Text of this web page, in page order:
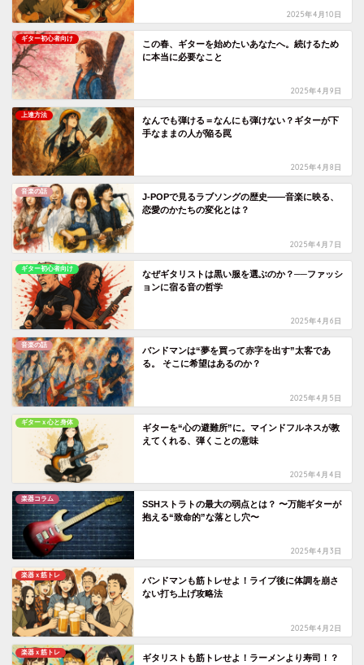
2025年4月10日
ギター初心者向け
この春、ギターを始めたいあなたへ。続けるため
に本当に必要なこと
2025年4月9日
上達方法
なんでも弾ける＝なんにも弾けない？ギターが下
手なままの人が陥る罠
2025年4月8日
音楽の話
J-POPで見るラブソングの歴史――音楽に映る、
恋愛のかたちの変化とは？
2025年4月7日
ギター初心者向け
なぜギタリストは黒い服を選ぶのか？──ファッシ
ョンに宿る音の哲学
2025年4月6日
音楽の話
バンドマンは“夢を買って赤字を出す”太客であ
る。 そこに希望はあるのか？
2025年4月5日
ギターｘ心と身体
ギターを“心の避難所”に。マインドフルネスが教
えてくれる、弾くことの意味
2025年4月4日
楽器コラム
SSHストラトの最大の弱点とは？ 〜万能ギターが
抱える“致命的”な落とし穴〜
2025年4月3日
楽器ｘ筋トレ
バンドマンも筋トレせよ！ライブ後に体調を崩さ
ない打ち上げ攻略法
2025年4月2日
楽器ｘ筋トレ
ギタリストも筋トレせよ！ラーメンより寿司！？